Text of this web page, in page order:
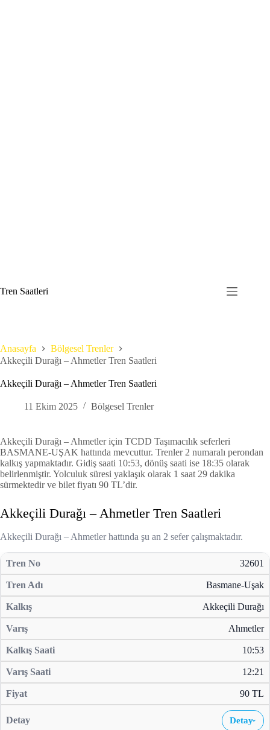
to
content
Tren Saatleri
Anasayfa
Bölgesel Trenler
Akkeçili Durağı – Ahmetler Tren Saatleri
Akkeçili Durağı – Ahmetler Tren Saatleri
11 Ekim 2025 Bölgesel Trenler
Akkeçili Durağı – Ahmetler için TCDD Taşımacılık seferleri
BASMANE-UŞAK hattında mevcuttur. Trenler 2 numaralı perondan
kalkış yapmaktadır. Gidiş saati 10:53, dönüş saati ise 18:35 olarak
belirlenmiştir. Yolculuk süresi yaklaşık olarak 1 saat 29 dakika
sürmektedir ve bilet fiyatı 90 TL’dir.
Akkeçili Durağı – Ahmetler Tren Saatleri
Akkeçili Durağı – Ahmetler hattında şu an 2 sefer çalışmaktadır.
32601
Basmane-Uşak
Akkeçili Durağı
Ahmetler
10:53
12:21
90 TL
Detay›